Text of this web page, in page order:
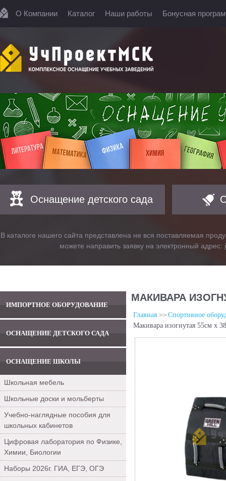
О Компании Каталог Наши работы Бонусная
Оснащение детского сада
В каталоге нашего сайта представлена не вся поставляемая
можете направить заявку на электронный адрес:
ИМПОРТНОЕ ОБОРУДОВАНИЕ
ОСНАЩЕНИЕ ДЕТСКОГО САДА
ОСНАЩЕНИЕ ШКОЛЫ
Школьная мебель
Школьные доски и мольберты
Учебно-наглядные пособия для
школьных кабинетов
Цифровая лаборатория по Физике,
Химии, Биологии
Наборы 2026г. ГИА, ЕГЭ, ОГЭ
МАКИВАРА
Главная
Спортивное
Макивара изогнутая 55см х